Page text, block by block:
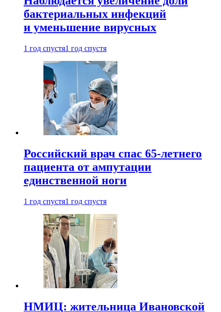
бактериальных инфекций
и уменьшение вирусных
1 год спустя1 год спустя
Российский врач спас 65-летнего
пациента от ампутации
единственной ноги
1 год спустя1 год спустя
НМИЦ: жительница Ивановской